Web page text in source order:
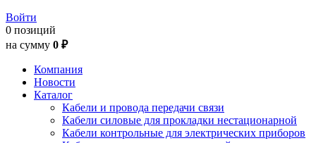
Войти
0 позиций
на сумму 0 ₽
Компания
Новости
Каталог
Кабели и провода передачи связи
Кабели силовые для прокладки нестационарной
Кабели контрольные для электрических приборов